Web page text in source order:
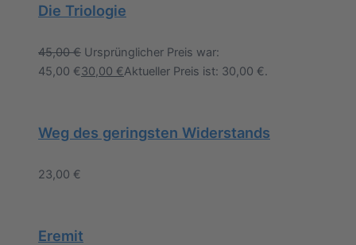
Die Triologie
45,00€ Ursprünglicher Preis war:
45,00 €30,00 €Aktueller Preis ist: 30,00 €.
Weg des geringsten Widerstands
23,00 €
Eremit